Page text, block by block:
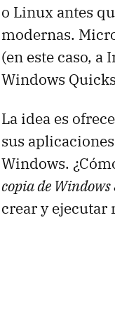
o Linux antes
modernas.
(en este caso,
Windows
La idea es
sus
Windows.
copia de
crear y ejecutar